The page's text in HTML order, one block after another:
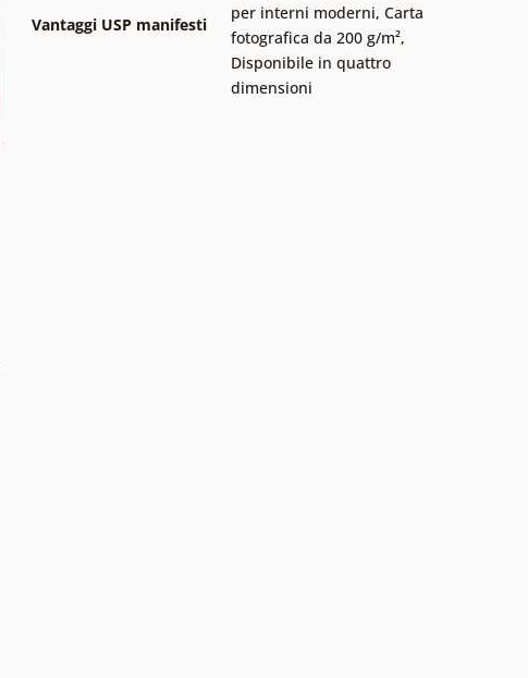
Vantaggi USP manifesti
per interni moderni, Carta
fotografica da 200 g/m²,
Disponibile in quattro
dimensioni